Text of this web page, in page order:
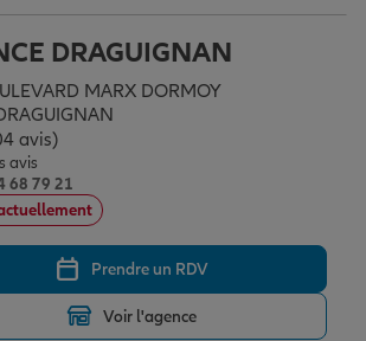
immobiliers
accidents de la vie
DRAGUIGNAN
MARX DORMOY
4.8 sur 5
avis)
avis
68 79 21
Prendre un RDV
Voir l'agence